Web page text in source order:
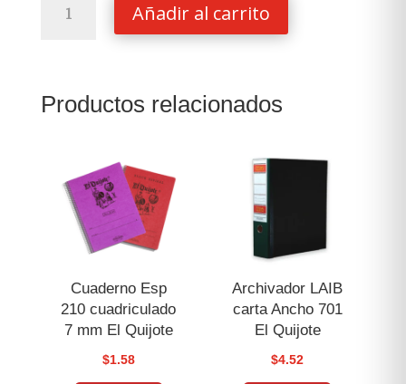
carta
Añadir al carrito
Productos relacionados
Cuaderno Esp
210 cuadriculado
7 mm El Quijote
$1.58
Archivador LAIB
carta Ancho 701
El Quijote
$4.52